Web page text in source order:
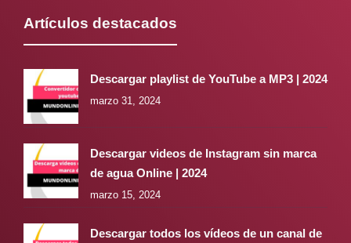
Artículos destacados
Descargar playlist de YouTube a MP3 | 2024
marzo 31, 2024
Descargar videos de Instagram sin marca
de agua Online | 2024
marzo 15, 2024
Descargar todos los vídeos de un canal de